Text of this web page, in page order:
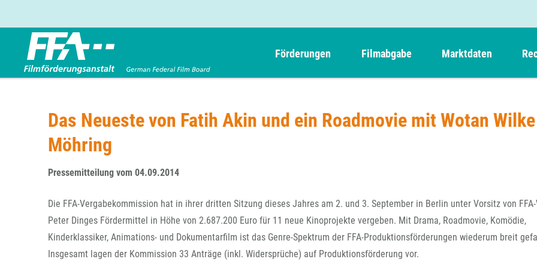
Förderungen
Entwicklungsförderung
Produktionsförderung
Verleihförderung
Folgevorhaben aus BKM-Preismitteln
Navigation
überspringen
Einreich- und Sitzungstermine
Webinare
Filmabgabe
Filmabgabe von Videoprogrammanbietern
Marktdaten
FFA 2025
Die FFA in Kürze
Gremien
Referendariat
Kurzfilmpreis Short Tiger
German Films und Vision Kino
Das Neueste von Fatih Akin und ein Roadmovie mit Wotan Wilke
Möhring
Pressemitteilung vom 04.09.2014
Die FFA-Vergabekommission hat in ihrer dritten Sitzung dieses Jahres am 2. und 3. September in Berlin unter Vorsitz von
Peter Dinges Fördermittel in Höhe von 2.687.200 Euro für 11 neue Kinoprojekte vergeben. Mit Drama, Roadmovie, Komödie,
Kinderklassiker, Animations- und Dokumentarfilm ist das Genre-Spektrum der FFA-Produktionsförderungen wiederum breit
Insgesamt lagen der Kommission 33 Anträge (inkl. Widersprüche) auf Produktionsförderung vor.